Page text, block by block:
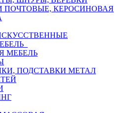
ПОЧТОВЫЕ, КЕРОСИНОВАЯ
МЕБЕЛЬ
ПОДСТАВКИ МЕТАЛ